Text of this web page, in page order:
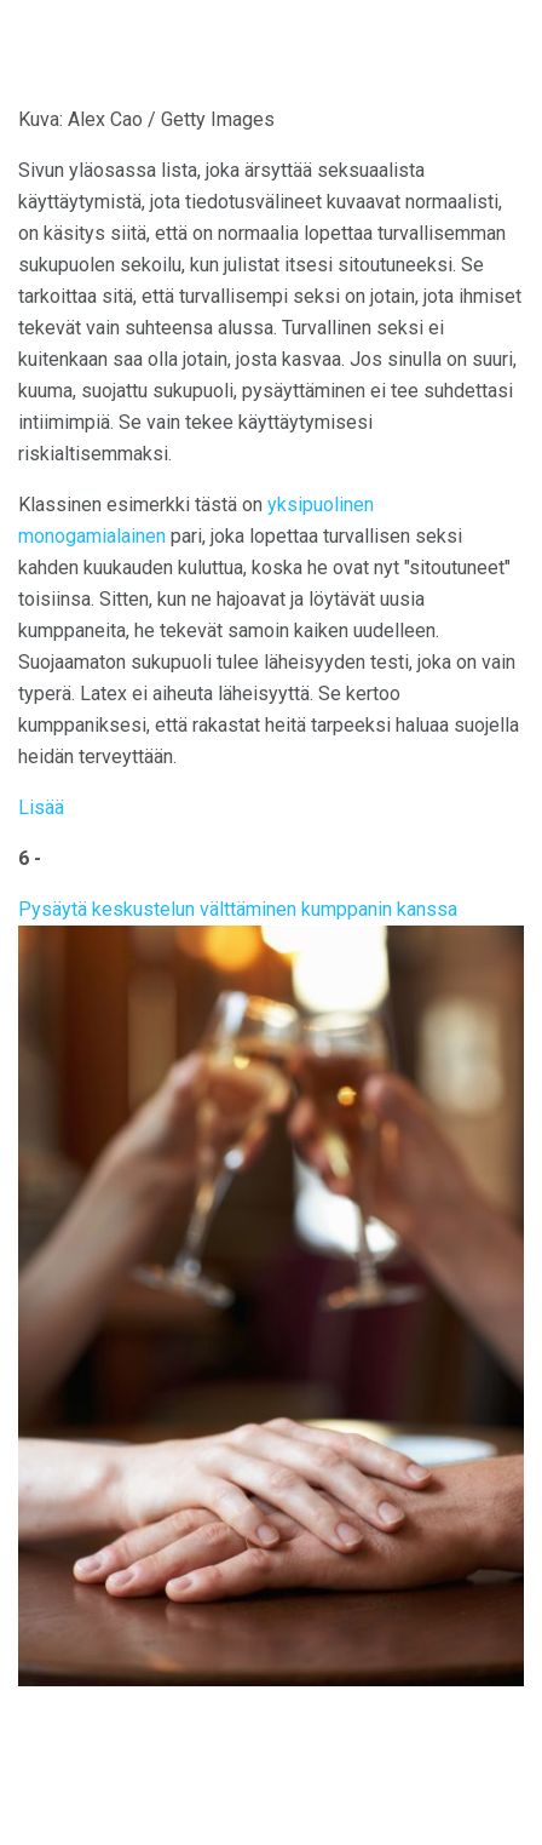
Kuva: Alex Cao / Getty Images
Sivun yläosassa lista, joka ärsyttää seksuaalista
käyttäytymistä, jota tiedotusvälineet kuvaavat normaalisti,
on käsitys siitä, että on normaalia lopettaa turvallisemman
sukupuolen sekoilu, kun julistat itsesi sitoutuneeksi. Se
tarkoittaa sitä, että turvallisempi seksi on jotain, jota ihmiset
tekevät vain suhteensa alussa. Turvallinen seksi ei
kuitenkaan saa olla jotain, josta kasvaa. Jos sinulla on suuri,
kuuma, suojattu sukupuoli, pysäyttäminen ei tee suhdettasi
intiimimpiä. Se vain tekee käyttäytymisesi
riskialtisemmaksi.
Klassinen esimerkki tästä on yksipuolinen
monogamialainen pari, joka lopettaa turvallisen seksi
kahden kuukauden kuluttua, koska he ovat nyt "sitoutuneet"
toisiinsa. Sitten, kun ne hajoavat ja löytävät uusia
kumppaneita, he tekevät samoin kaiken uudelleen.
Suojaamaton sukupuoli tulee läheisyyden testi, joka on vain
typerä. Latex ei aiheuta läheisyyttä. Se kertoo
kumppaniksesi, että rakastat heitä tarpeeksi haluaa suojella
heidän terveyttään.
Lisää
6 -
Pysäytä keskustelun välttäminen kumppanin kanssa